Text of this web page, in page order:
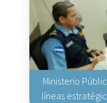
Ministerio
líneas